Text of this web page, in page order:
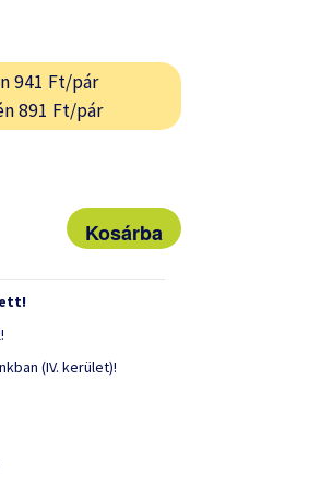
941 Ft/pár
891 Ft/pár
(IV. kerület)!